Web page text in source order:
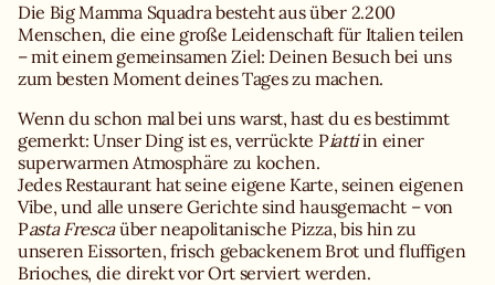
Die Big Mamma Squadra besteht aus über 2.200
Menschen, die eine große Leidenschaft für Italien teilen
– mit einem gemeinsamen Ziel: Deinen Besuch bei uns
zum besten Moment deines Tages zu machen.
Wenn du schon mal bei uns warst, hast du es bestimmt
gemerkt: Unser Ding ist es, verrückte Piattiin einer
superwarmen Atmosphäre zu kochen.
Jedes Restaurant hat seine eigene Karte, seinen eigenen
Vibe, und alle unsere Gerichte sind hausgemacht – von
Pasta Frescaüber neapolitanische Pizza, bis hin zu
unseren Eissorten, frisch gebackenem Brot und fluffigen
Brioches, die direkt vor Ort serviert werden.